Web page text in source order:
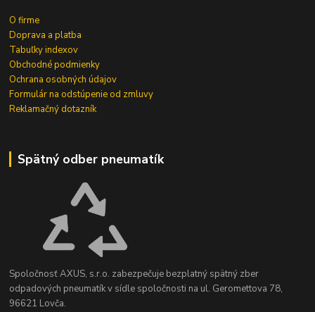
O firme
Doprava a platba
Tabuľky indexov
Obchodné podmienky
Ochrana osobných údajov
Formulár na odstúpenie od zmluvy
Reklamačný dotazník
Spätný odber pneumatík
Spoločnosť AXUS, s.r.o. zabezpečuje bezplatný spätný zber
odpadových pneumatík v sídle spoločnosti na ul. Geromettova 78,
96621 Lovča.